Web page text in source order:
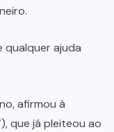
qualquer ajuda
afirmou à
que já pleiteou ao